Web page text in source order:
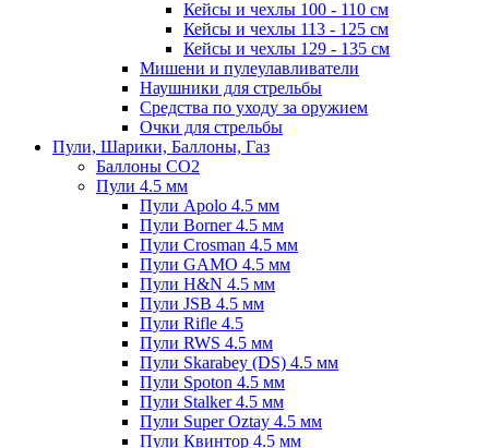
Кейсы и чехлы 100 - 110 см
Кейсы и чехлы 113 - 125 см
Кейсы и чехлы 129 - 135 см
Мишени и пулеулавливатели
Наушники для стрельбы
Средства по уходу за оружием
Очки для стрельбы
Пули, Шарики, Баллоны, Газ
Баллоны CO2
Пули 4.5 мм
Пули Apolo 4.5 мм
Пули Borner 4.5 мм
Пули Crosman 4.5 мм
Пули GAMO 4.5 мм
Пули H&N 4.5 мм
Пули JSB 4.5 мм
Пули Rifle 4.5
Пули RWS 4.5 мм
Пули Skarabey (DS) 4.5 мм
Пули Spoton 4.5 мм
Пули Stalker 4.5 мм
Пули Super Oztay 4.5 мм
Пули Квинтор 4.5 мм